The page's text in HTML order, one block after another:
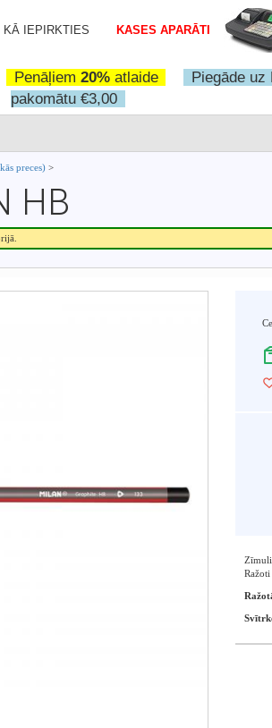
KĀ IEPIRKTIES KASES APARĀTI
Penāļiem 20%atlaide Piegāde uz
pakomātu €3,00
preces) >
HB
Ražoti